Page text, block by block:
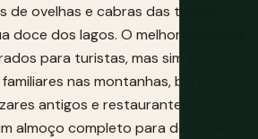
de ovelhas e cabras das terras
doce dos lagos. O melhor não está
para turistas, mas sim em
nas montanhas, barracas
antigos e restaurantes de
almoço completo para dois com